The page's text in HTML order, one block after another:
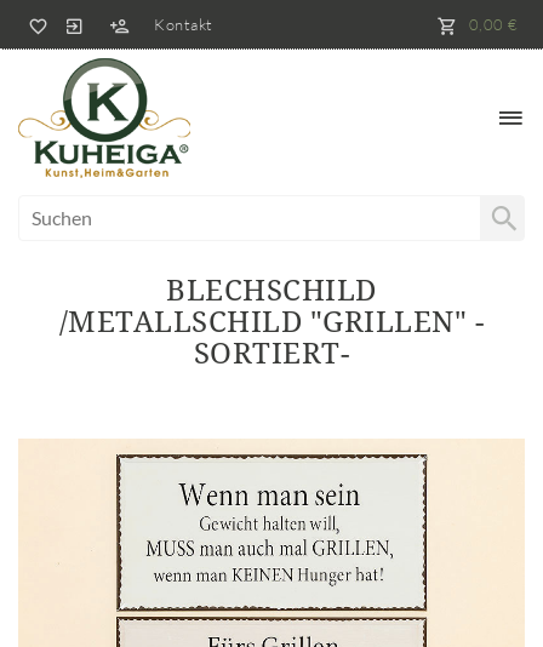
Kontakt 0,00 €
BLECHSCHILD
/METALLSCHILD "GRILLEN" -
SORTIERT-